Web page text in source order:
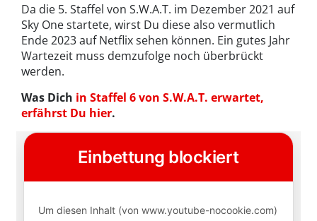
Da die 5. Staffel von S.W.A.T. im Dezember 2021 auf
Sky One startete, wirst Du diese also vermutlich
Ende 2023 auf Netflix sehen können. Ein gutes Jahr
Wartezeit muss demzufolge noch überbrückt
werden.
Was Dich in Staffel 6 von S.W.A.T. erwartet,
erfährst Du hier.